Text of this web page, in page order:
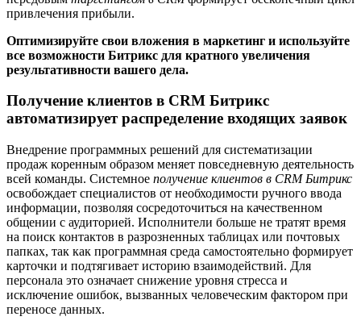
привлечения прибыли.
Оптимизируйте свои вложения в маркетинг и используйте
все возможности Битрикс для кратного увеличения
результативности вашего дела.
Получение клиентов в CRM Битрикс
автоматизирует распределение входящих заявок
Внедрение программных решений для систематизации
продаж коренным образом меняет повседневную деятельность
всей команды. Системное получение клиентов в CRM Битрикс
освобождает специалистов от необходимости ручного ввода
информации, позволяя сосредоточиться на качественном
общении с аудиторией. Исполнители больше не тратят время
на поиск контактов в разрозненных таблицах или почтовых
папках, так как программная среда самостоятельно формирует
карточки и подтягивает историю взаимодействий. Для
персонала это означает снижение уровня стресса и
исключение ошибок, вызванных человеческим фактором при
переносе данных.